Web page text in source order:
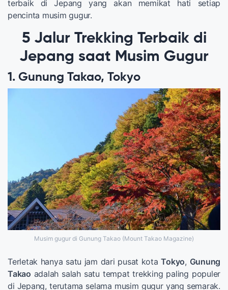
terbaik di Jepang yang akan memikat hati setiap
pencinta musim gugur.
5 Jalur Trekking Terbaik di
Jepang saat Musim Gugur
1. Gunung Takao, Tokyo
Musim gugur di Gunung Takao (Mount Takao Magazine)
Terletak hanya satu jam dari pusat kotaTokyo, Gunung
Takao adalah salah satu tempat trekking paling populer
di Jepang, terutama selama musim gugur yang semarak.